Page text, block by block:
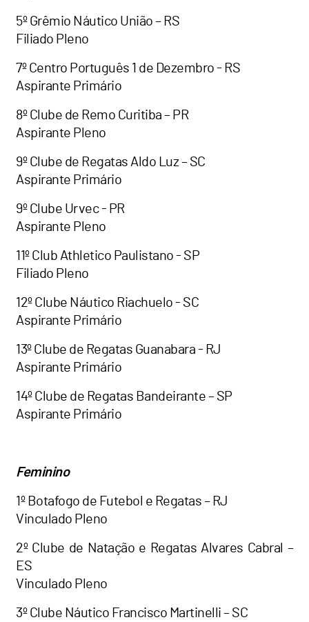
5º Grêmio Náutico União – RS
Filiado Pleno
7º Centro Português 1 de Dezembro - RS
Aspirante Primário
8º Clube de Remo Curitiba – PR
Aspirante Pleno
9º Clube de Regatas Aldo Luz – SC
Aspirante Primário
9º Clube Urvec - PR
Aspirante Pleno
11º Club Athletico Paulistano - SP
Filiado Pleno
12º Clube Náutico Riachuelo - SC
Aspirante Primário
13º Clube de Regatas Guanabara - RJ
Aspirante Primário
14º Clube de Regatas Bandeirante – SP
Aspirante Primário
Feminino
1º Botafogo de Futebol e Regatas – RJ
Vinculado Pleno
2º Clube de Natação e Regatas Alvares Cabral –
ES
Vinculado Pleno
3º Clube Náutico Francisco Martinelli – SC